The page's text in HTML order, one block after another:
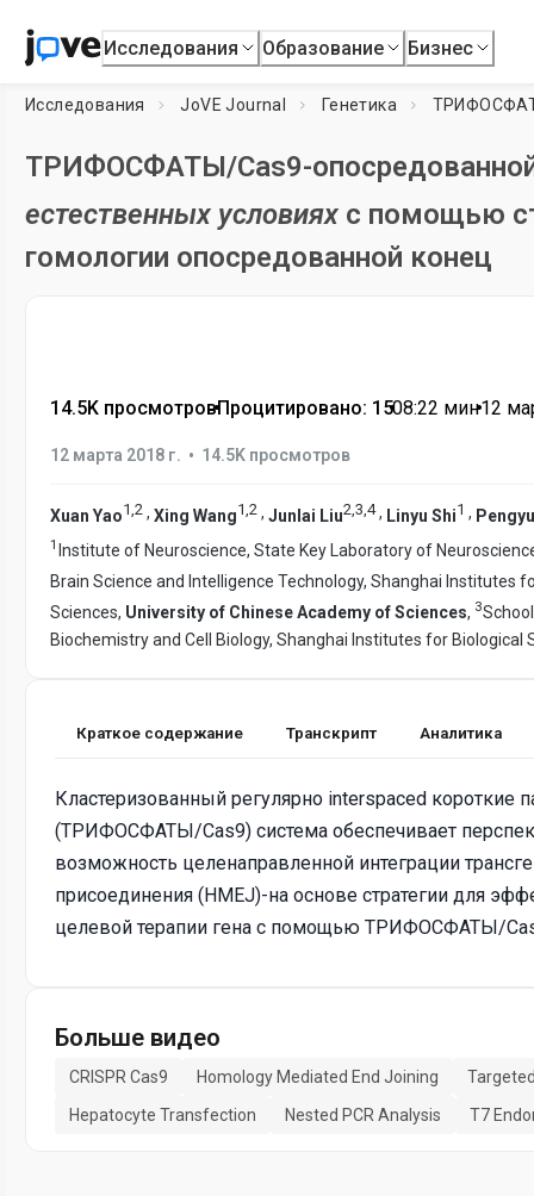
Исследования Образование Бизнес
Исследования JoVE Journal Генетика
ТРИФОСФАТЫ/Cas9-опосредованной
естественных условиях с помощью
гомологии опосредованной конец
14.5K просмотров•Процитировано: 15•08:22 мин•12
12 марта 2018 г. • 14.5K просмотров
Xuan Yao1,2 , Xing Wang1,2 , Junlai Liu2,3,4, Linyu Shi1 ,
1 Institute of Neuroscience, State Key Laboratory of
Brain Science and Intelligence Technology, Shanghai Institutes
Sciences, University of Chinese Academy of Sciences, 3
Biochemistry and Cell Biology, Shanghai Institutes for Biological
Краткое содержание Транскрипт Аналитика
Кластеризованный регулярно interspaced
(ТРИФОСФАТЫ/Cas9) система обеспечивает
возможность целенаправленной интеграции
присоединения (HMEJ)-на основе стратегии для
целевой терапии гена с помощью ТРИФОСФАТЫ/
Больше видео
CRISPR Cas9 Homology Mediated End Joining
Hepatocyte Transfection
Nested PCR Analysis T7